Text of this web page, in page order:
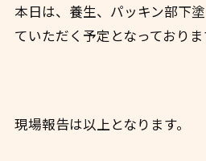
本日は、養生、パッキン部下
ていただく予定となっておりま
現場報告は以上となります。